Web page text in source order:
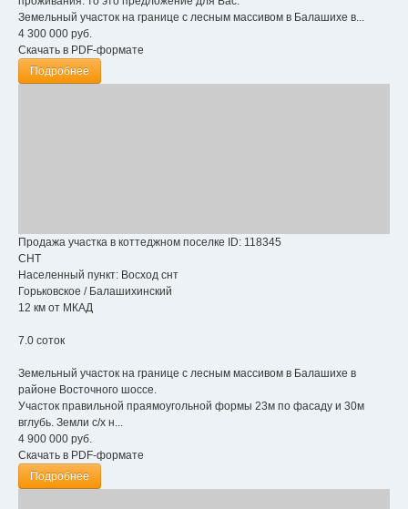
Земельный участок на границе с лесным массивом в Балашихе в...
4 300 000 руб.
Скачать в PDF-формате
Подробнее
Продажа участка в коттеджном поселке ID: 118345
СНТ
Населенный пункт: Восход снт
Горьковское / Балашихинский
12 км от МКАД
7.0 соток
Земельный участок на границе с лесным массивом в Балашихе в
районе Восточного шоссе.
Участок правильной праямоугольной формы 23м по фасаду и 30м
вглубь. Земли с/х н...
4 900 000 руб.
Скачать в PDF-формате
Подробнее